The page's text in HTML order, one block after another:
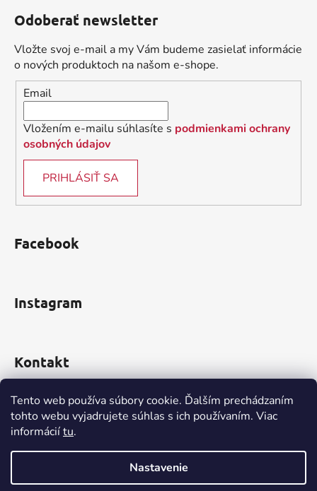
Tento web používa súbory cookie. Ďalším prechádzaním
tohto webu vyjadrujete súhlas s ich používaním. Viac
informáciítu.
Nastavenie
Odoberať newsletter
Vložte svoj e-mail a my Vám budeme zasielať informácie
o nových produktoch na našom e-shope.
Email
Vložením e-mailu súhlasíte s podmienkami ochrany
osobných údajov
PRIHLÁSIŤ SA
Facebook
Instagram
Kontakt
obchod@incomp.sk
0910 999 552